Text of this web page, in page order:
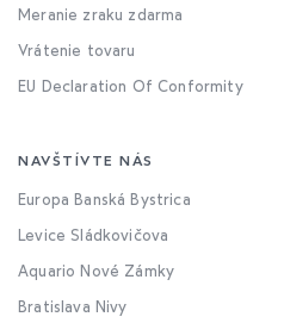
Meranie zraku zdarma
Vrátenie tovaru
EU Declaration Of Conformity
NAVŠTÍVTE NÁS
Europa Banská Bystrica
Levice Sládkovičova
Aquario Nové Zámky
Bratislava Nivy